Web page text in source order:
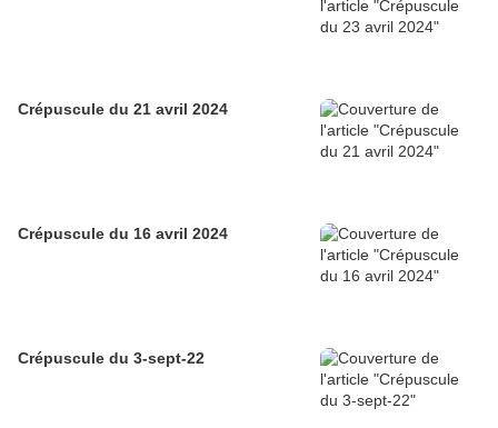
Crépuscule du 21 avril 2024
Crépuscule du 16 avril 2024
Crépuscule du 3-sept-22